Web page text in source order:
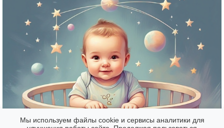
Мы используем файлы cookie и сервисы аналитики для